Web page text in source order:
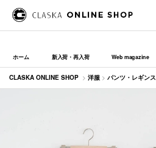
ホーム 新入荷・再入荷 Web magazine
CLASKA ONLINE SHOP > 洋服 > パンツ・レギンス